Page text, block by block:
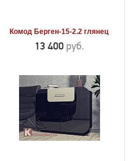
Комод Берген-15-2.2 глянец
13 400 руб.